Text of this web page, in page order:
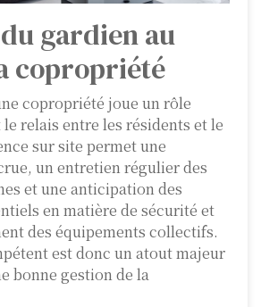
gardien au
copropriété
copropriété joue un rôle
relais entre les résidents et le
sur site permet une
un entretien régulier des
et une anticipation des
en matière de sécurité et
des équipements collectifs.
est donc un atout majeur
bonne gestion de la